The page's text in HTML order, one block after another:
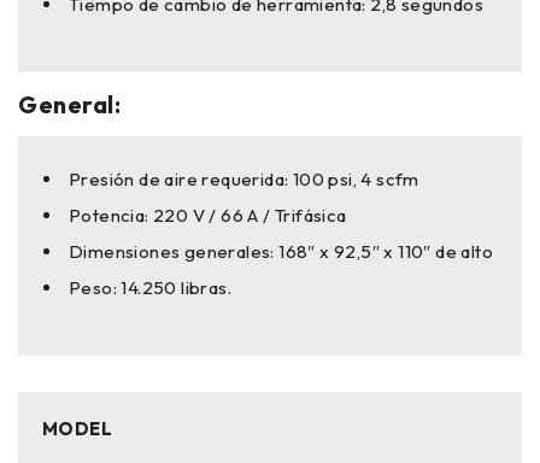
General:
Presión de aire requerida: 100 psi, 4 scfm
Potencia: 220 V / 66 A / Trifásica
Dimensiones generales: 168″ x 92,5″ x 110″ de alto
Peso: 14.250 libras.
MODEL